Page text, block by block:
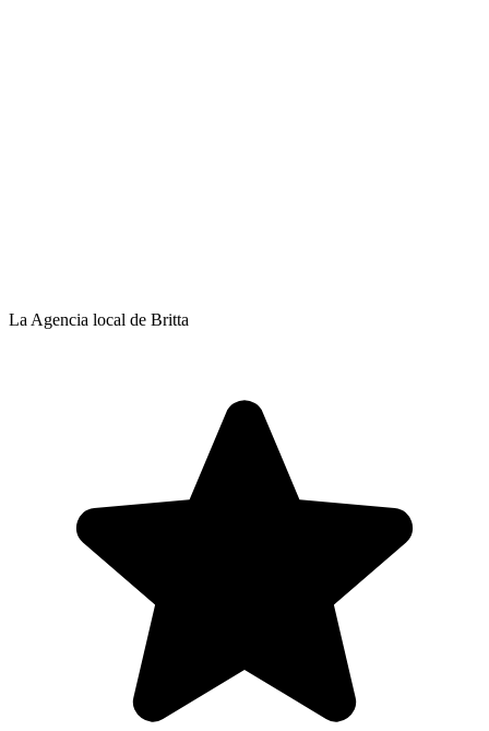
La Agencia local de Britta